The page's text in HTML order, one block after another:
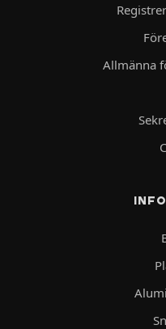
Allmänna